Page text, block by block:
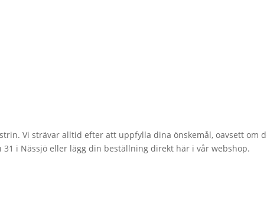
Vi strävar alltid efter att uppfylla dina önskemål, oavsett om
i Nässjö eller lägg din beställning direkt här i vår webshop.